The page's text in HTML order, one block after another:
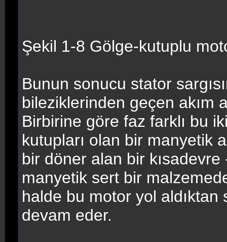
Şekil 1-8 Gölge-kutuplu
Bunun sonucu stator
bileziklerinden geçen akım
Birbirine göre faz farklı bu
kutupları olan bir manyetik
bir döner alan bir
manyetik sert bir
halde bu motor yol
devam eder.